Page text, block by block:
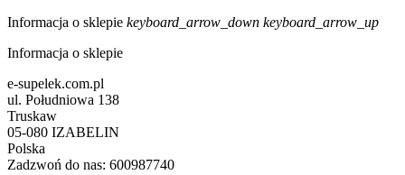
Informacja o sklepie keyboard_arrow_down keyboard_arrow_up
Informacja o sklepie
e-supelek.com.pl
ul. Południowa 138
Truskaw
05-080 IZABELIN
Polska
Zadzwoń do nas: 600987740